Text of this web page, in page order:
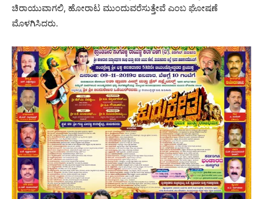
ಚಿರಾಯುವಾಗಲಿ, ಹೋರಾಟ ಮುಂದುವರೆಸುತ್ತೇವೆ ಎಂಬ ಘೋಷಣೆ
ಮೊಳಗಿಸಿದರು.